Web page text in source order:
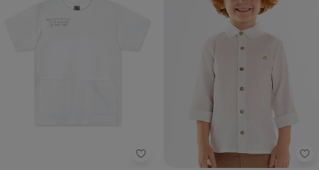
Tigor T Tigre - Camiseta